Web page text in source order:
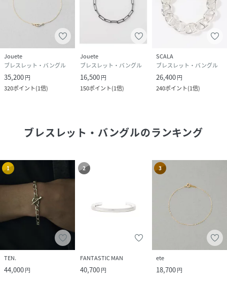
Jouete
ブレスレット・バングル
35,200円
320ポイント(1倍)
Jouete
ブレスレット・バングル
16,500円
150ポイント(1倍)
SCALA
ブレスレット・バングル
26,400円
240ポイント(1倍)
ブレスレット・バングルのランキング
1
TEN.
44,000円
2
FANTASTIC MAN
40,700円
3
ete
18,700円